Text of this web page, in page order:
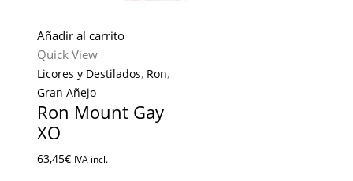
Añadir al carrito
Quick View
Licores y Destilados, Ron,
Gran Añejo
Ron Mount Gay
XO
63,45€ IVA incl.